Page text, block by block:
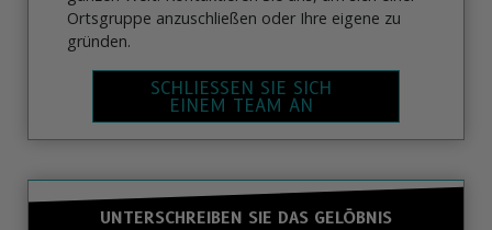
Ortsgruppe anzuschließen oder Ihre eigene zu
gründen.
SCHLIESSEN SIE SICH
EINEM TEAM AN
UNTERSCHREIBEN SIE DAS GELÖBNIS